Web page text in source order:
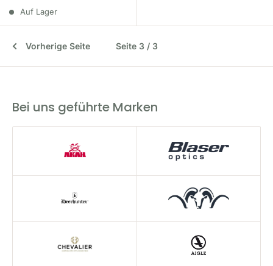
Auf Lager
Vorherige Seite Seite 3 / 3
Bei uns geführte Marken